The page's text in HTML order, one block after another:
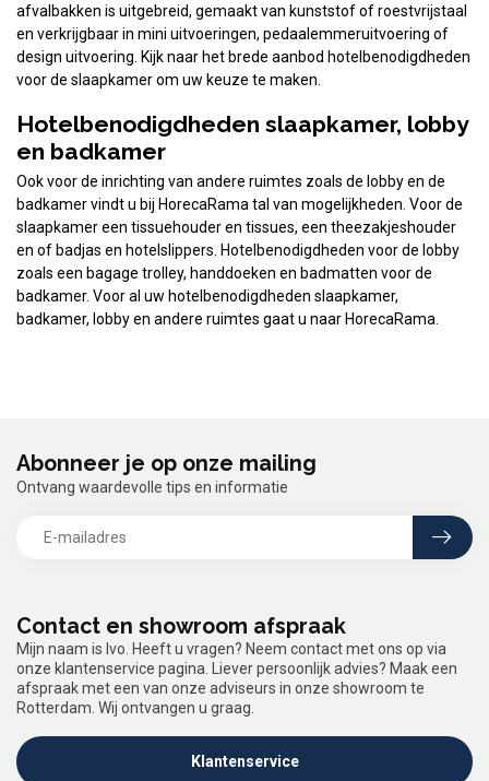
afvalbakken is uitgebreid, gemaakt van kunststof of roestvrijstaal
en verkrijgbaar in mini uitvoeringen, pedaalemmeruitvoering of
design uitvoering. Kijk naar het brede aanbod hotelbenodigdheden
voor de slaapkamer om uw keuze te maken.
Hotelbenodigdheden slaapkamer, lobby
en badkamer
Ook voor de inrichting van andere ruimtes zoals de lobby en de
badkamer vindt u bij HorecaRama tal van mogelijkheden. Voor de
slaapkamer een tissuehouder en tissues, een theezakjeshouder
en of badjas en hotelslippers. Hotelbenodigdheden voor de lobby
zoals een bagage trolley, handdoeken en badmatten voor de
badkamer. Voor al uw hotelbenodigdheden slaapkamer,
badkamer, lobby en andere ruimtes gaat u naar HorecaRama.
Contact en showroom afspraak
Mijn naam is Ivo. Heeft u vragen? Neem contact met ons op via
onze klantenservice pagina. Liever persoonlijk advies? Maak een
afspraak met een van onze adviseurs in onze showroom te
Rotterdam. Wij ontvangen u graag.
Klantenservice
Abonneer je op onze mailing
Ontvang waardevolle tips en informatie